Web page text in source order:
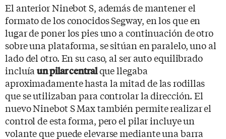
El anterior Ninebot S, además de mantener el
formato de los conocidos Segway, en los que en
lugar de poner los pies uno a continuación de otro
sobre una plataforma, se sitúan en paralelo, uno al
lado del otro. En su caso, al ser auto equilibrado
incluíaun pilar centralque llegaba
aproximadamente hasta la mitad de las rodillas
que se utilizaban para controlar la dirección. El
nuevo Ninebot S Max también permite realizar el
control de esta forma, pero el pilar incluye un
volante que puede elevarse mediante una barra